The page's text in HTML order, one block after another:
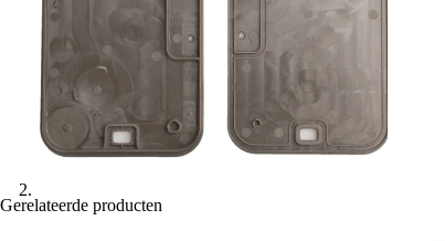
Gerelateerde producten